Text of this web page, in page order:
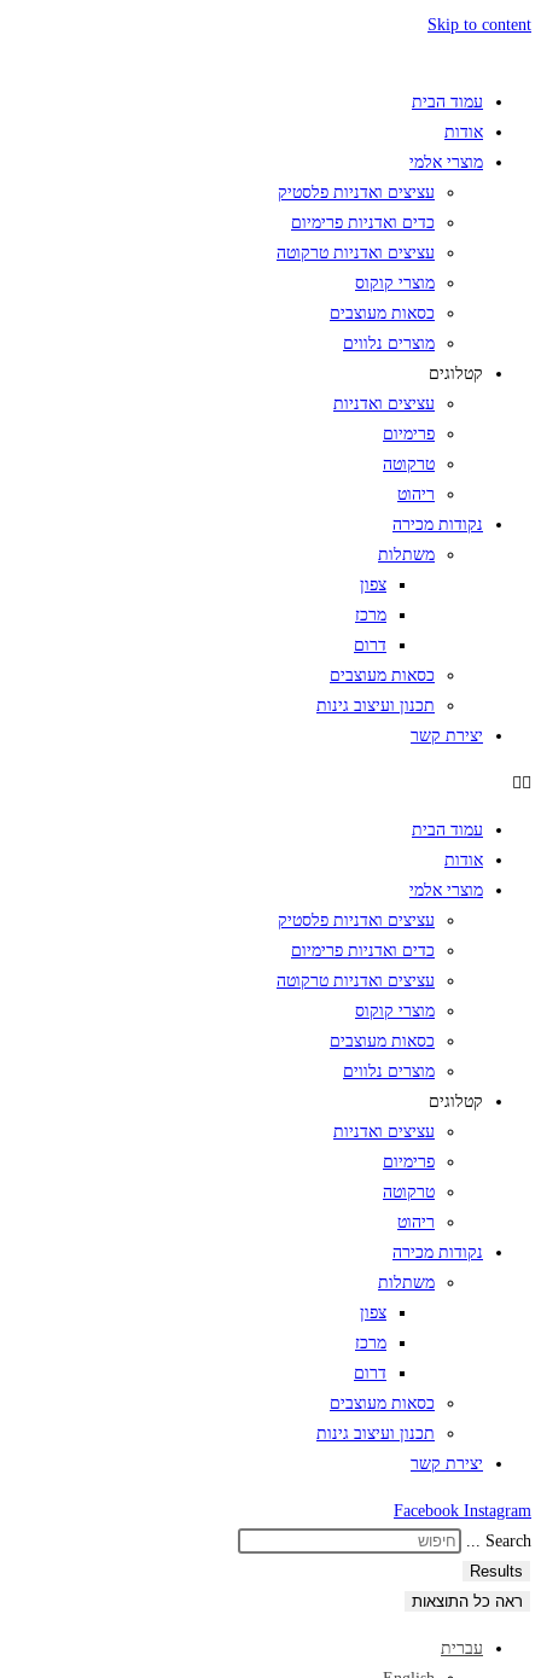
Skip to content
עמוד הבית
אודות
מוצרי אלמי
עציצים ואדניות פלסטיק
כדים ואדניות פרימיום
עציצים ואדניות טרקוטה
מוצרי קוקוס
כסאות מעוצבים
מוצרים נלווים
קטלוגים
עציצים ואדניות
פרימיום
טרקוטה
ריהוט
נקודות מכירה
משתלות
צפון
מרכז
דרום
כסאות מעוצבים
תכנון ועיצוב גינות
יצירת קשר
עמוד הבית
אודות
מוצרי אלמי
עציצים ואדניות פלסטיק
כדים ואדניות פרימיום
עציצים ואדניות טרקוטה
מוצרי קוקוס
כסאות מעוצבים
מוצרים נלווים
קטלוגים
עציצים ואדניות
פרימיום
טרקוטה
ריהוט
נקודות מכירה
משתלות
צפון
מרכז
דרום
כסאות מעוצבים
תכנון ועיצוב גינות
יצירת קשר
Facebook Instagram
Search ...
Results
ראה כל התוצאות
עברית